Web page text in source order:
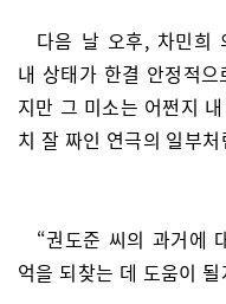
다음 날 오후, 차민희
내 상태가 한결 안정적
지만 그 미소는 어쩐지
치 잘 짜인 연극의 일부
“권도준 씨의 과거에
억을 되찾는 데 도움이